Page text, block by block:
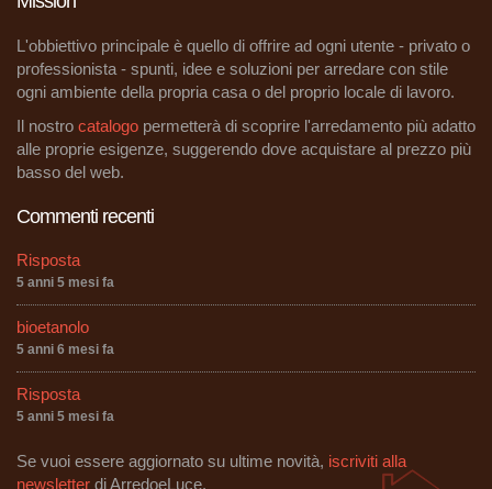
L'obbiettivo principale è quello di offrire ad ogni utente - privato o
professionista - spunti, idee e soluzioni per arredare con stile
ogni ambiente della propria casa o del proprio locale di lavoro.
Il nostro catalogo permetterà di scoprire l'arredamento più adatto
alle proprie esigenze, suggerendo dove acquistare al prezzo più
basso del web.
Commenti recenti
Risposta
5 anni 5 mesi fa
bioetanolo
5 anni 6 mesi fa
Risposta
5 anni 5 mesi fa
Se vuoi essere aggiornato su ultime novità, iscriviti alla
newsletter di ArredoeLuce.